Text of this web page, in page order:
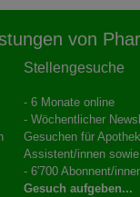
von
Stellengesuche
- 6 Monate online
- Wöchentlicher
Gesuchen für
Assistent/innen
- 6'700 Abonnent/
Gesuch aufgeben...